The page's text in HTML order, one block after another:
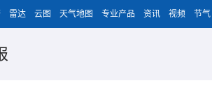
雷达 云图 天气地图 专业产品 资讯 视频 节气